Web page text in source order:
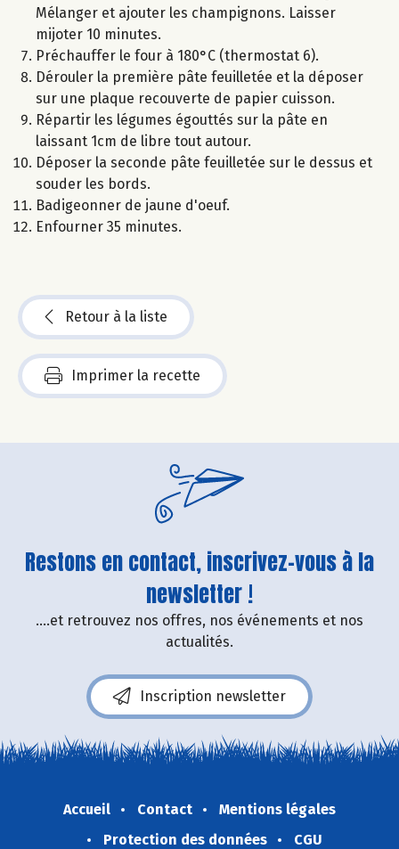
Mélanger et ajouter les champignons. Laisser
mijoter 10 minutes.
Préchauffer le four à 180°C (thermostat 6).
Dérouler la première pâte feuilletée et la déposer
sur une plaque recouverte de papier cuisson.
Répartir les légumes égouttés sur la pâte en
laissant 1cm de libre tout autour.
Déposer la seconde pâte feuilletée sur le dessus et
souder les bords.
Badigeonner de jaune d'oeuf.
Enfourner 35 minutes.
Retour à la liste
Imprimer la recette
Restons en contact, inscrivez-vous à la
newsletter !
....et retrouvez nos offres, nos événements et nos
actualités.
Inscription newsletter
Accueil Contact
Mentions légales
Protection des données
CGU